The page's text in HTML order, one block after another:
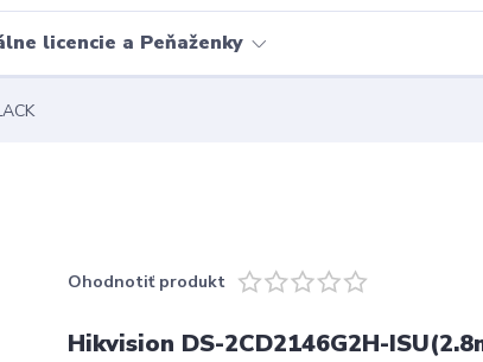
licencie a Peňaženky
Ohodnotiť produkt
Hikvision DS-2CD2146G2H-